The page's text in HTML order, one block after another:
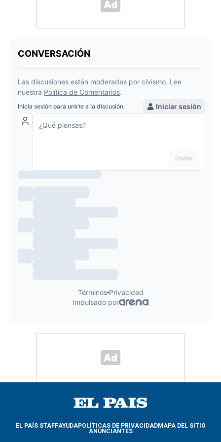
EL PAÍS STAFFAYUDAPOLÍTICAS DE PRIVACIDADMAPA DEL SITIO
ANUNCIANTES